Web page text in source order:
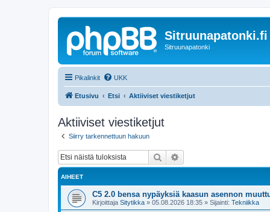
Sitruunapatonki.fi
Sitruunapatonki
Pikalinkit UKK
Etusivu Etsi Aktiiviset viestiketjut
Aktiiviset viestiketjut
Siirry tarkennettuun hakuun
Etsi
AIHEET
C5 2.0 bensa nypäyksiä kaasun asennon
Kirjoittaja Sitytikka » 05.08.2026 18:35 » Sijainti: Tekniikka